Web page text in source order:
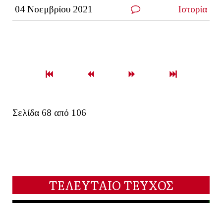
04 Νοεμβρίου 2021 Ιστορία
Σελίδα 68 από 106
ΤΕΛΕΥΤΑΙΟ ΤΕΥΧΟΣ